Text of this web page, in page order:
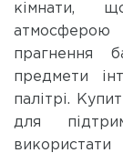
кімнати,
атмосферою
прагнення
предмети
палітрі.
для